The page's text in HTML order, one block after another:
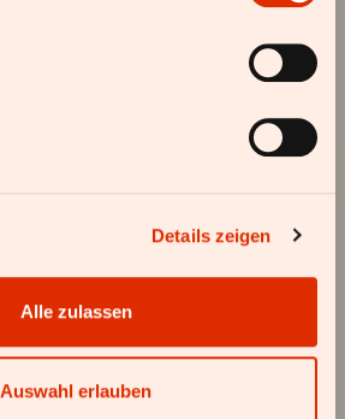
Details zeigen
Alle zulassen
Auswahl erlauben